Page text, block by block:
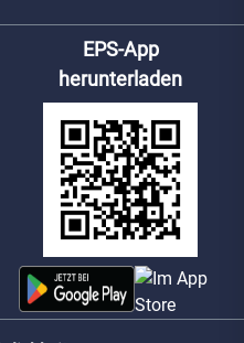
EPS-App
herunterladen